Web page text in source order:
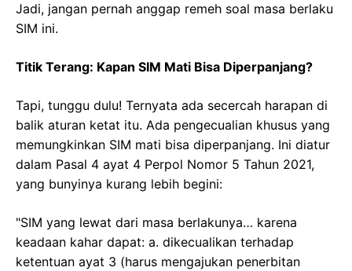
Jadi, jangan pernah anggap remeh soal masa berlaku
SIM ini.
Titik Terang: Kapan SIM Mati Bisa Diperpanjang?
Tapi, tunggu dulu! Ternyata ada secercah harapan di
balik aturan ketat itu. Ada pengecualian khusus yang
memungkinkan SIM mati bisa diperpanjang. Ini diatur
dalam Pasal 4 ayat 4 Perpol Nomor 5 Tahun 2021,
yang bunyinya kurang lebih begini:
"SIM yang lewat dari masa berlakunya… karena
keadaan kahar dapat: a. dikecualikan terhadap
ketentuan ayat 3 (harus mengajukan penerbitan